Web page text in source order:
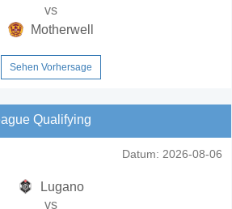
vs
Motherwell
Sehen Vorhersage
Qualifying
Datum: 2026-08-06
Lugano
vs